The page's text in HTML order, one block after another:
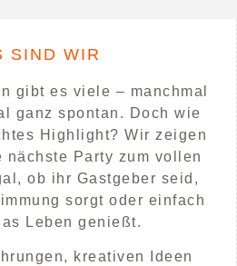
SIND WIR
gibt es viele – manchmal
ganz spontan. Doch wie
Highlight? Wir zeigen
nächste Party zum vollen
ob ihr Gastgeber seid,
sorgt oder einfach
Leben genießt.
kreativen Ideen